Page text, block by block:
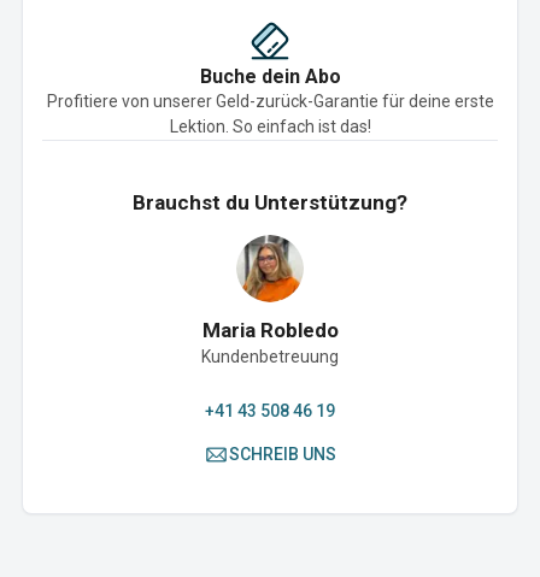
Buche dein Abo
Profitiere von unserer Geld-zurück-Garantie für deine erste
Lektion. So einfach ist das!
Brauchst du Unterstützung?
Maria Robledo
Kundenbetreuung
+41 43 508 46 19
SCHREIB UNS